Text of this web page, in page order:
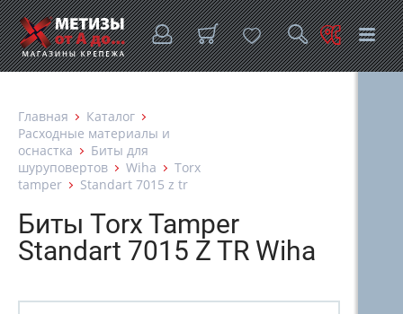
Главная
Каталог
Расходные материалы и
оснастка
Биты для
шуруповертов
Wiha
Torx
tamper
Standart 7015 z tr
Биты Torx Tamper
Standart 7015 Z TR Wiha